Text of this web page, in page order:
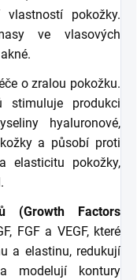
pokožky.
ve vlasových
o zralou pokožku.
stimuluje produkci
hyaluronové,
a působí proti
elasticitu pokožky,
(Growth Factors
FGF a VEGF, které
a elastinu, redukují
modelují kontury